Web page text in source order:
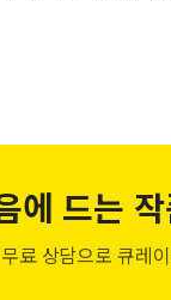
에 드는
료 상담으로 큐레